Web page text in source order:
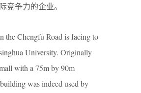
竞争力的企业。
the Chengfu Road is facing to
University. Originally
with a 75m by 90m
was indeed used by